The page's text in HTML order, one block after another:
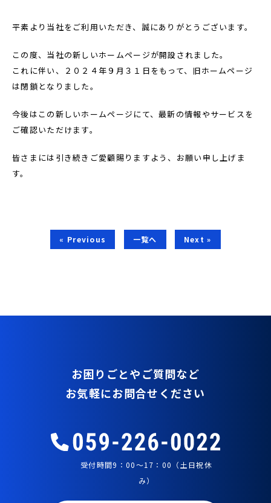
平素より当社をご利用いただき、誠にありがとうございます。
この度、当社の新しいホームページが開設されました。
これに伴い、２０２４年９月３１日をもって、旧ホームページ
は閉鎖となりました。
今後はこの新しいホームページにて、最新の情報やサービスを
ご確認いただけます。
皆さまには引き続きご愛顧賜りますよう、お願い申し上げま
す。
« Previous 一覧へ Next »
お困りごとやご質問など
お気軽にお問合せください
受付時間9：00～17：00（土日祝休
み）